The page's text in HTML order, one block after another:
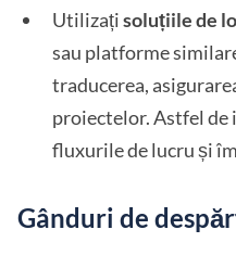
Utilizațisoluțiile de
sau platforme
traducerea,
proiectelor. Astfel
fluxurile de lucru și
Gânduri de